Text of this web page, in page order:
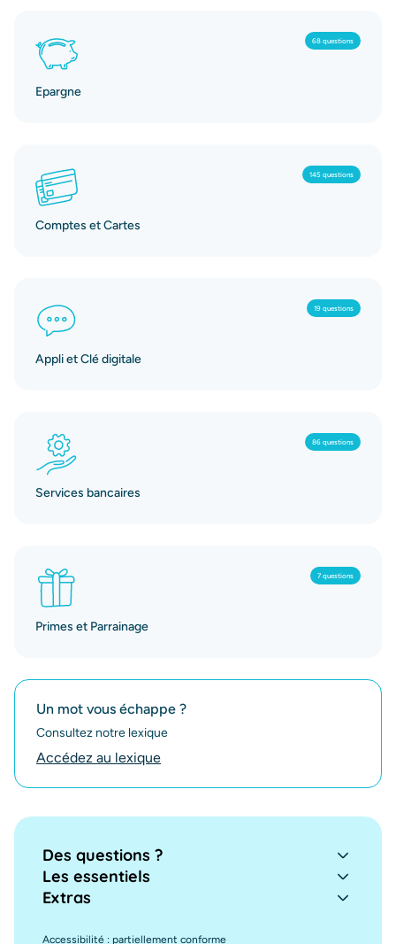
68 questions
Epargne
145 questions
Comptes et Cartes
19 questions
Appli et Clé digitale
86 questions
Services bancaires
7 questions
Primes et Parrainage
Un mot vous échappe ?
Consultez notre lexique
Accédez au lexique
Des questions ?
Les essentiels
Extras
Accessibilité : partiellement conforme